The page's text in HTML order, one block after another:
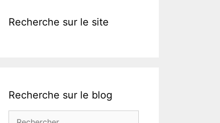
Recherche sur le site
Recherche sur le blog